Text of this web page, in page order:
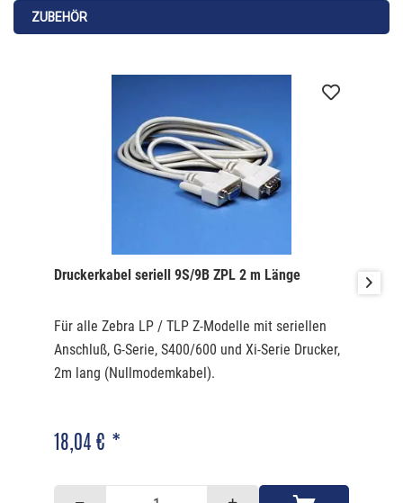
Markierungsbalken und Zwischenräume
2. Speicheraufrüstung auf 68MB Flash
Das Verhältnis Etikettenrolle zu Farbband beträgt 1:1. Das
heisst mit einer Farbbandrolle kann 1 Etikettenrolle
ZUBEHÖR
Druckerkabel seriell 9S/9B ZPL 2 m Länge
Für alle Zebra LP / TLP Z-Modelle mit seriellen
Anschluß, G-Serie, S400/600 und Xi-Serie Drucker,
2m lang (Nullmodemkabel).
18,04 € *